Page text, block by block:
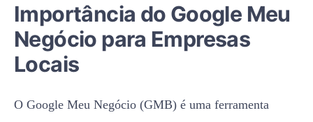
Importância do Google Meu
Negócio para Empresas
Locais
O Google Meu Negócio (GMB) é uma ferramenta